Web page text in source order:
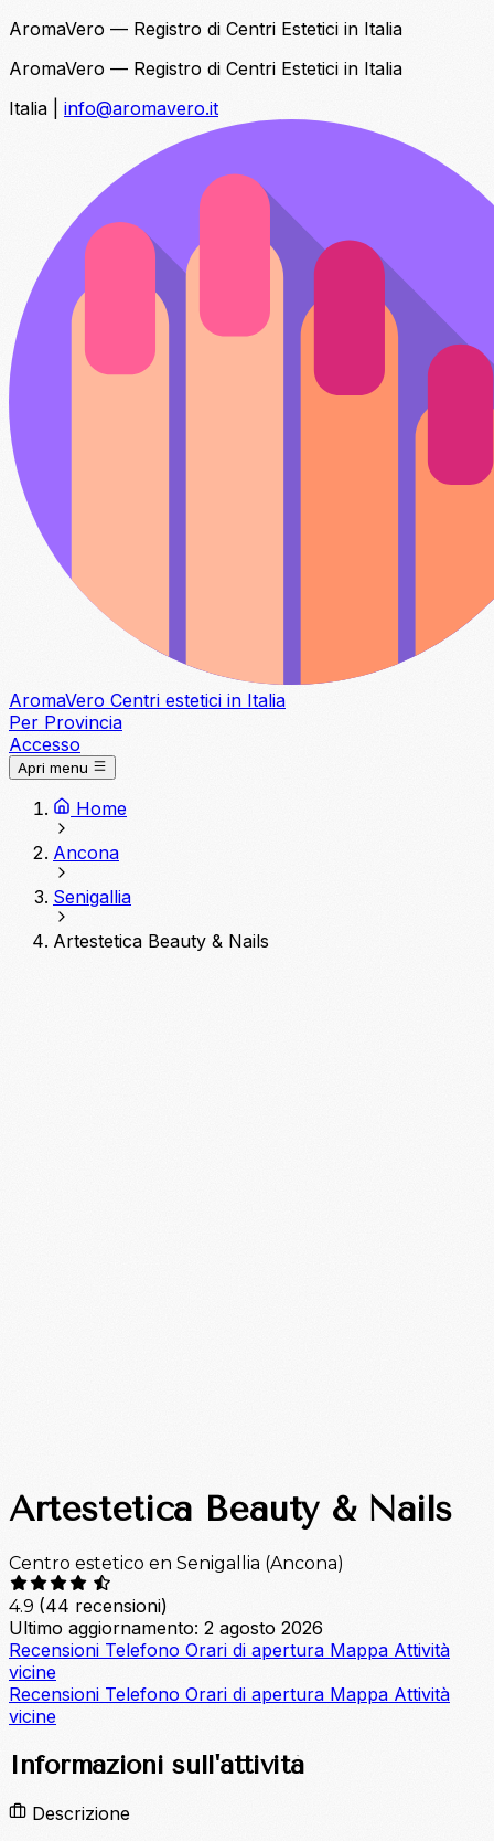
AromaVero — Registro di Centri Estetici in Italia
AromaVero — Registro di Centri Estetici in Italia
Italia
info@aromavero.it
AromaVero Centri estetici in Italia
Per Provincia
Accesso
Apri menu
Home
Ancona
Senigallia
Artestetica Beauty & Nails
Artestetica Beauty & Nails
Centro estetico en Senigallia (Ancona)
4.9 (44 recensioni)
Ultimo aggiornamento: 2 agosto 2026
Recensioni Telefono Orari di apertura Mappa Attività
vicine
Recensioni Telefono Orari di apertura Mappa Attività
vicine
Informazioni sull'attività
Descrizione